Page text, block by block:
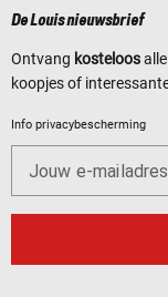
De Louis nieuwsbrief
Ontvang kosteloos
koopjes of
Info privacybescherming
Jouw e-mailadres